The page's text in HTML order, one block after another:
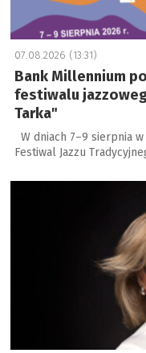
07.08.2026 (13:31)
Bank Millennium
festiwalu
Tarka"
W dniach 7–9 sierpnia
Festiwal Jazzu
a